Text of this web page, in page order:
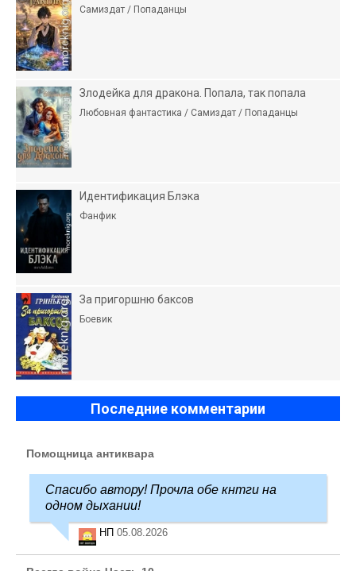
Самиздат / Попаданцы
Злодейка для дракона. Попала, так попала
Любовная фантастика / Самиздат / Попаданцы
Идентификация Блэка
Фанфик
За пригоршню баксов
Боевик
Последние комментарии
Помощница антиквара
Спасибо автору! Прочла обе кнтги на
одном дыхании!
НП 05.08.2026